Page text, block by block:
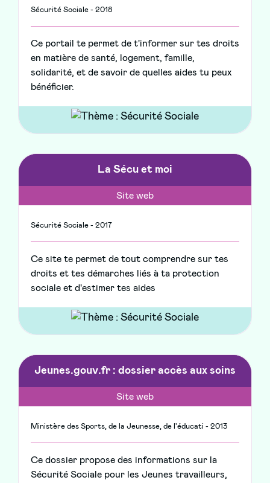
Sécurité Sociale - 2018
Ce portail te permet de t'informer sur tes droits
en matière de santé, logement, famille,
solidarité, et de savoir de quelles aides tu peux
bénéficier.
La Sécu et moi
Site web
Sécurité Sociale - 2017
Ce site te permet de tout comprendre sur tes
droits et tes démarches liés à ta protection
sociale et d'estimer tes aides
Jeunes.gouv.fr : dossier accès aux soins
Site web
Ministère des Sports, de la Jeunesse, de l'éducati - 2013
Ce dossier propose des informations sur la
Sécurité Sociale pour les Jeunes travailleurs,